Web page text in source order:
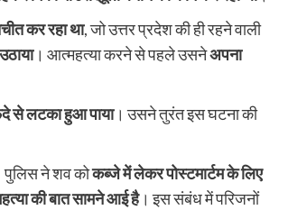
कर रहा था, जो उत्तर प्रदेश की ही रहने वाली
। आत्महत्या करने से पहले उसनेअपना
से लटका हुआ पाया। उसने तुरंत इस घटना की
ने शव कोकब्जे में लेकर पोस्टमार्टम के लिए
की बात सामने आई है। इस संबंध में परिजनों
करीब 300 छात्राओं के नामांकन वाले विद्यालय में बारिश बनी मुसीबत,
प्रधानाध्यापिका ने भवन मरम्मत व जलनिकासी की व्यवस्था कराने की
उठाई मांग हरनौत प्रखंड...